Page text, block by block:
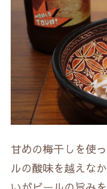
甘めの梅干しを使
ルの酸味を越えな